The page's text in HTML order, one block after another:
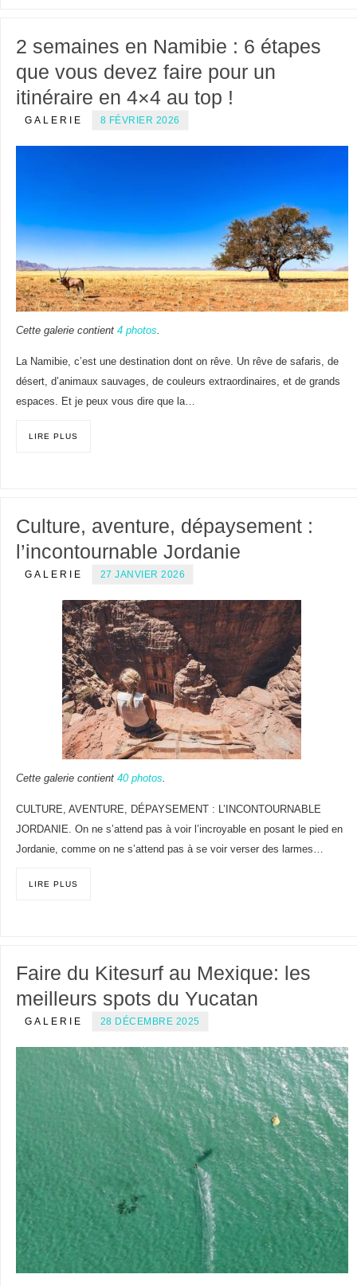
2 semaines en Namibie : 6 étapes
que vous devez faire pour un
itinéraire en 4×4 au top !
GALERIE 8 FÉVRIER 2026
Cette galerie contient 4 photos.
La Namibie, c’est une destination dont on rêve. Un rêve de safaris, de
désert, d’animaux sauvages, de couleurs extraordinaires, et de grands
espaces. Et je peux vous dire que la…
LIRE PLUS
Culture, aventure, dépaysement :
l’incontournable Jordanie
GALERIE 27 JANVIER 2026
Cette galerie contient 40 photos.
CULTURE, AVENTURE, DÉPAYSEMENT : L’INCONTOURNABLE
JORDANIE. On ne s’attend pas à voir l’incroyable en posant le pied en
Jordanie, comme on ne s’attend pas à se voir verser des larmes…
LIRE PLUS
Faire du Kitesurf au Mexique: les
meilleurs spots du Yucatan
GALERIE 28 DÉCEMBRE 2025